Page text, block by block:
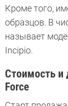
Кроме того,
образцов. В
называет
Incipio.
Стоимость и
Force